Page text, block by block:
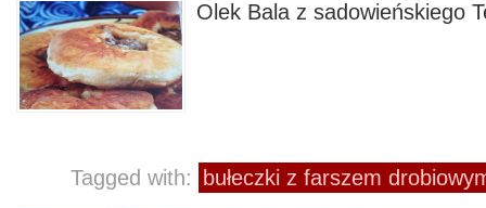
Olek Bala z sadowieńskiego
Tagged with: bułeczki z farszem